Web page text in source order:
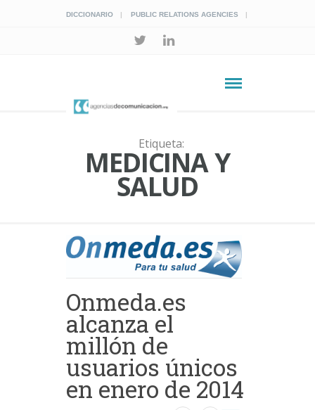
DICCIONARIO PUBLIC RELATIONS AGENCIES
Etiqueta:
MEDICINA Y
SALUD
Onmeda.es
alcanza el
millón de
usuarios únicos
en enero de 2014